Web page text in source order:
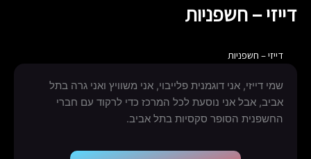
דייזי – חשפניות
דייזי – חשפניות
שמי דייזי, אני דוגמנית פלייבוי, אני משוויץ ואני גרה בתל
אביב, אבל אני נוסעת לכל המרכז כדי לרקוד עם חברי
החשפנית הסופר סקסיות בתל אביב.